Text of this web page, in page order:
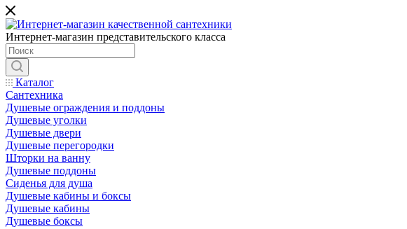
Интернет-магазин представительского класса
Каталог
Сантехника
Душевые ограждения и поддоны
Душевые уголки
Душевые двери
Душевые перегородки
Шторки на ванну
Душевые поддоны
Сиденья для душа
Душевые кабины и боксы
Душевые кабины
Душевые боксы